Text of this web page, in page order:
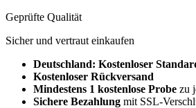
Geprüfte Qualität
Sicher und vertraut einkaufen
Deutschland: Kostenloser
Kostenloser Rückversand
Mindestens 1 kostenlose Probe zu
Sichere Bezahlung mit SSL-